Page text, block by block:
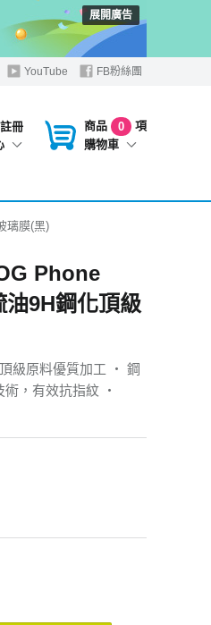
展開廣告
YouTube FB粉絲團
註冊
商品 0
項
購物車
璃膜(黑)
Phone
9H鋼化頂級
級原料優質加工 ‧ 鋼
，有效抗指紋 ‧